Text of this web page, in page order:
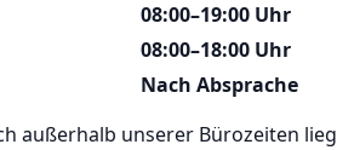
08:00–19:00 Uhr
08:00–18:00 Uhr
Nach Absprache
außerhalb unserer Bürozeiten